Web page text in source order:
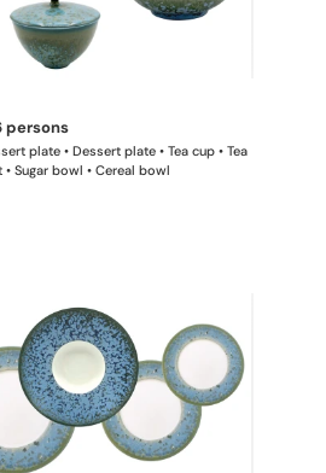
persons
plate • Dessert plate • Tea cup • Tea
Sugar bowl • Cereal bowl